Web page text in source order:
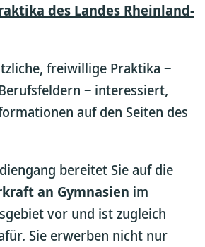
des Landes Rheinland-
freiwillige Praktika ‒
‒ interessiert,
auf den Seiten des
bereitet Sie auf die
an Gymnasien im
vor und ist zugleich
Sie erwerben nicht nur